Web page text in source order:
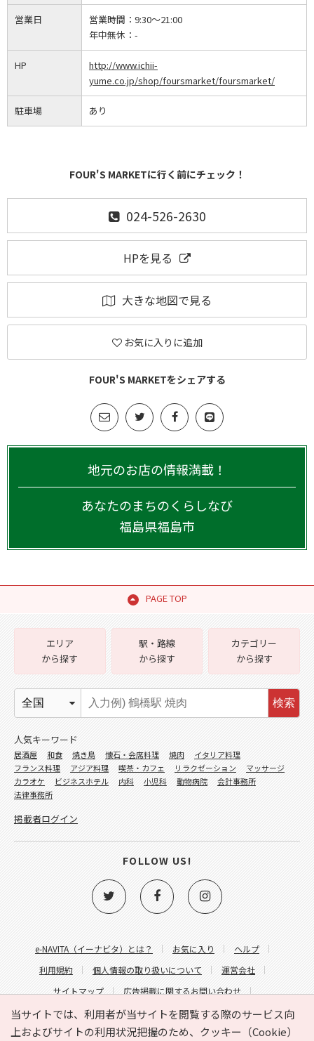
営業日 営業時間： 9:30～21:00
年中無休： -
HP
http://www.ichii-
yume.co.jp/shop/foursmarket/foursmarket/
駐車場 あり
FOUR'S MARKETに行く前にチェック！
024-526-2630
HPを見る
大きな地図で見る
お気に入りに追加
FOUR'S MARKETをシェアする
地元のお店の情報満載！
あなたのまちのくらしなび
福島県福島市
PAGE TOP
当サイトでは、利用者が当サイトを閲覧する際のサービス向
上およびサイトの利用状況把握のため、クッキー（Cookie）
e-NAVITA（イーナビタ）とは？ お気に入り
ヘルプ
利用規約
個人情報の取り扱いについて
運営会社
サイトマップ
広告掲載に関するお問い合わせ
サイトの内容に関するお問い合わせ
エリア
から探す
駅・路線
から探す
カテゴリー
から探す
検索
人気キーワード
居酒屋 和食 焼き鳥 懐石・会席料理 焼肉
イタリア料理
フランス料理
アジア料理 喫茶・カフェ リラクゼーション
マッサージ
カラオケ
ビジネスホテル 内科 小児科 動物病院
会計事務所
法律事務所
掲載者ログイン
FOLLOW US!